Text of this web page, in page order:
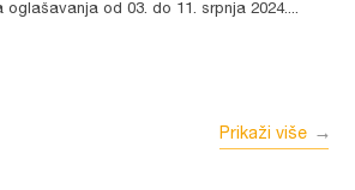
od 03. do 11. srpnja 2024....
Prikaži više